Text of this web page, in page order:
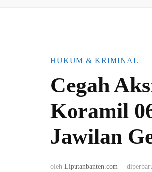
HUKUM & KRIMINAL
Cegah
Koramil
Jawilan
oleh Liputanbanten.com